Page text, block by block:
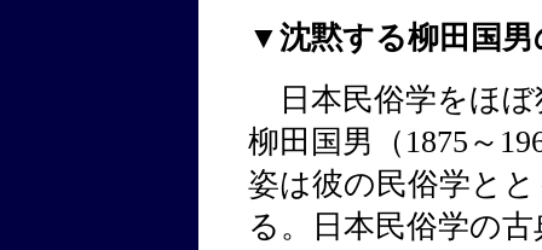
▼沈黙する柳田国男
日本民俗学をほぼ
柳田国男（1875～
姿は彼の民俗学と
る。日本民俗学の